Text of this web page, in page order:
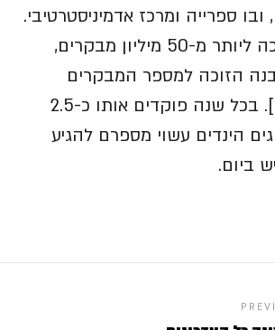
ספרייה ומרכז אדמיניסטרטיבי.
בית התפילה זכה ליותר מ-50 מיליון מבקרים,
הזוכה למספר המבקרים
הגדול בעולם[5]. בכל שנה פוקדים אותו כ-2.5
הינדים עשוי מספרם להגיע